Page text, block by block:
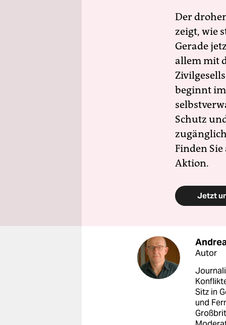
Der
zeigt, wie
Gerade
allem mit
beginnt
Schutz
Finden
Aktion.
Jetzt
Autor
Sitz in
und